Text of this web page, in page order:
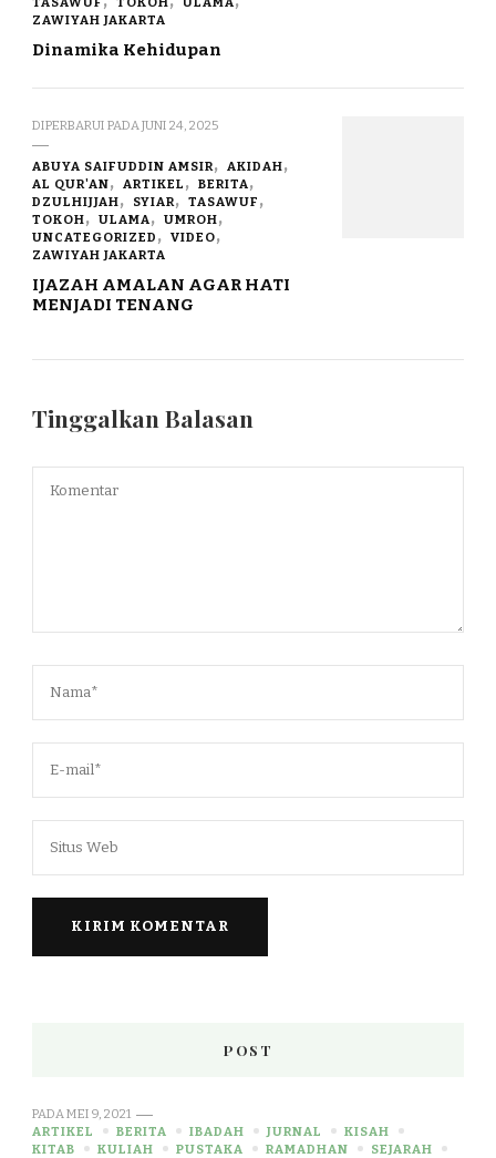
ZAWIYAH JAKARTA
Dinamika Kehidupan
DIPERBARUI PADAJUNI 24, 2025
ABUYA SAIFUDDIN AMSIR
AKIDAH
AL QUR'AN
ARTIKEL
BERITA
DZULHIJJAH
SYIAR
TASAWUF
TOKOH
ULAMA
UMROH
UNCATEGORIZED
VIDEO
ZAWIYAH JAKARTA
IJAZAH AMALAN AGAR HATI
MENJADI TENANG
Tinggalkan Balasan
POST
PADAMEI 9, 2021
ARTIKEL
BERITA IBADAH JURNAL
KISAH
KITAB
KULIAH PUSTAKA RAMADHAN
SEJARAH